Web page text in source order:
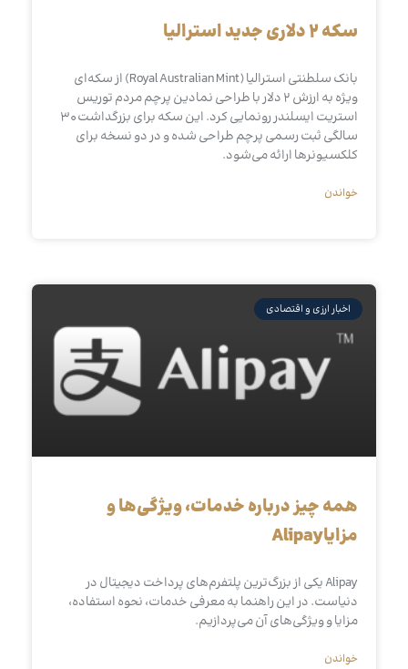
سکه ۲ دلاری جدید استرالیا
بانک سلطنتی استرالیا (Royal Australian Mint) از سکه‌ای
ویژه به ارزش ۲ دلار با طراحی نمادین پرچم مردم توریس
استریت ایسلندر رونمایی کرد. این سکه برای بزرگداشت ۳۰
سالگی ثبت رسمی پرچم طراحی شده و در دو نسخه برای
کلکسیونرها ارائه می‌شود.
خواندن
اخبار ارزی و اقتصادی
همه چیز درباره خدمات، ویژگی‌ها و
مزایاAlipay
Alipay یکی از بزرگ‌ترین پلتفرم‌های پرداخت دیجیتال در
دنیاست. در این راهنما به معرفی خدمات، نحوه استفاده،
مزایا و ویژگی‌های آن می‌پردازیم.
خواندن